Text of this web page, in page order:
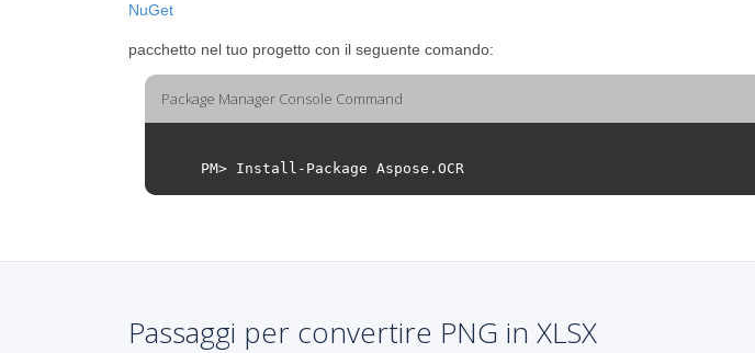
NuGet
pacchetto nel tuo progetto con il seguente comando:
Package Manager Console Command
PM> Install - Package Aspose . OCR
Passaggi per convertire PNG in XLSX